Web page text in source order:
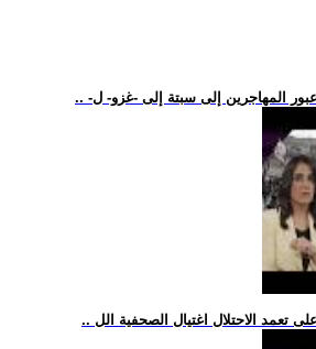
المهاجرين إلى سبتة إلى -غزو- ل
تعمد الاحتلال اغتيال الصحفية الل